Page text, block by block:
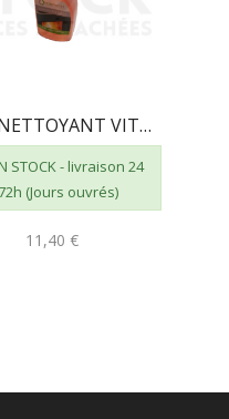
21271 NETTOYANT VITRE ECOFOREST
STOCK - livraison 24
(Jours ouvrés)
11,40 €